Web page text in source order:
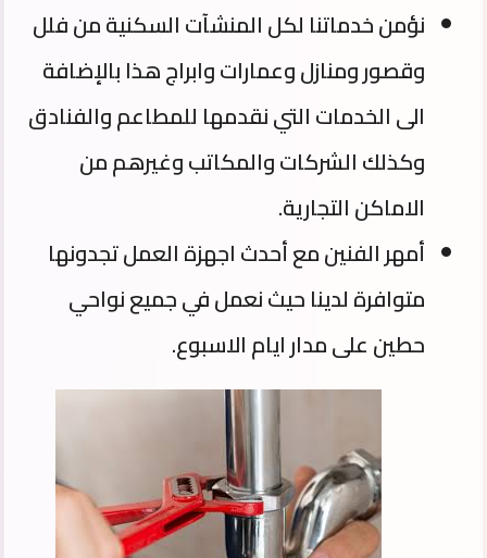
نؤمن خدماتنا لكل المنشآت السكنية من فلل
وقصور ومنازل وعمارات وابراج هذا بالإضافة
الى الخدمات التي نقدمها للمطاعم والفنادق
وكذلك الشركات والمكاتب وغيرهم من
الاماكن التجارية.
أمهر الفنين مع أحدث اجهزة العمل تجدونها
متوافرة لدينا حيث نعمل في جميع نواحي
حطين على مدار ايام الاسبوع.